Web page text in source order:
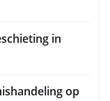
in
op